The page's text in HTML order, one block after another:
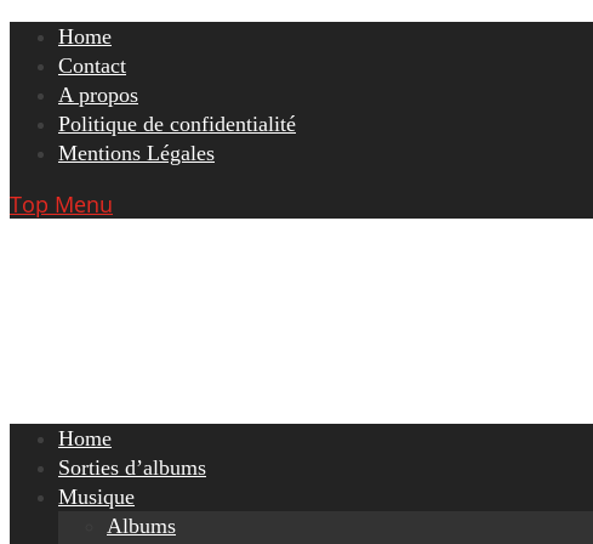
Skip
content
Home
Contact
A propos
Politique de confidentialité
Mentions Légales
Top Menu
Home
Sorties d’albums
Musique
Albums